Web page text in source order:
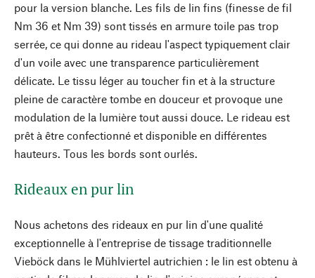
pour la version blanche. Les fils de lin fins (finesse de fil
Nm 36 et Nm 39) sont tissés en armure toile pas trop
serrée, ce qui donne au rideau l'aspect typiquement clair
d'un voile avec une transparence particulièrement
délicate. Le tissu léger au toucher fin et à la structure
pleine de caractère tombe en douceur et provoque une
modulation de la lumière tout aussi douce. Le rideau est
prêt à être confectionné et disponible en différentes
hauteurs. Tous les bords sont ourlés.
Rideaux en pur lin
Nous achetons des rideaux en pur lin d'une qualité
exceptionnelle à l'entreprise de tissage traditionnelle
Vieböck dans le Mühlviertel autrichien : le lin est obtenu à